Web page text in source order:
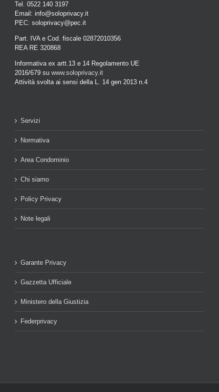
Tel. 0522 140 3197
Email: info@soloprivacy.it
PEC: soloprivacy@pec.it
Part. IVA e Cod. fiscale 02872010356
REA RE 320868
Informativa ex artt.13 e 14 Regolamento UE
2016/679 su www.soloprivacy.it
Attività svolta ai sensi della L. 14 gen 2013 n.4
Servizi
Normativa
Area Condominio
Chi siamo
Policy Privacy
Note legali
Garante Privacy
Gazzetta Ufficiale
Ministero della Giustizia
Federprivacy